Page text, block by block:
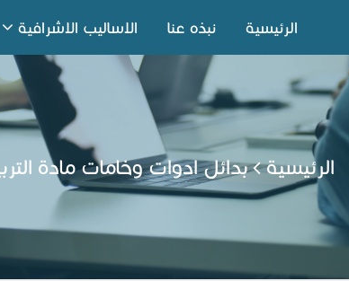
الرئيسية نبذه عنا الاساليب الاشرافية
الرئيسية بدائل ادوات وخامات مادة